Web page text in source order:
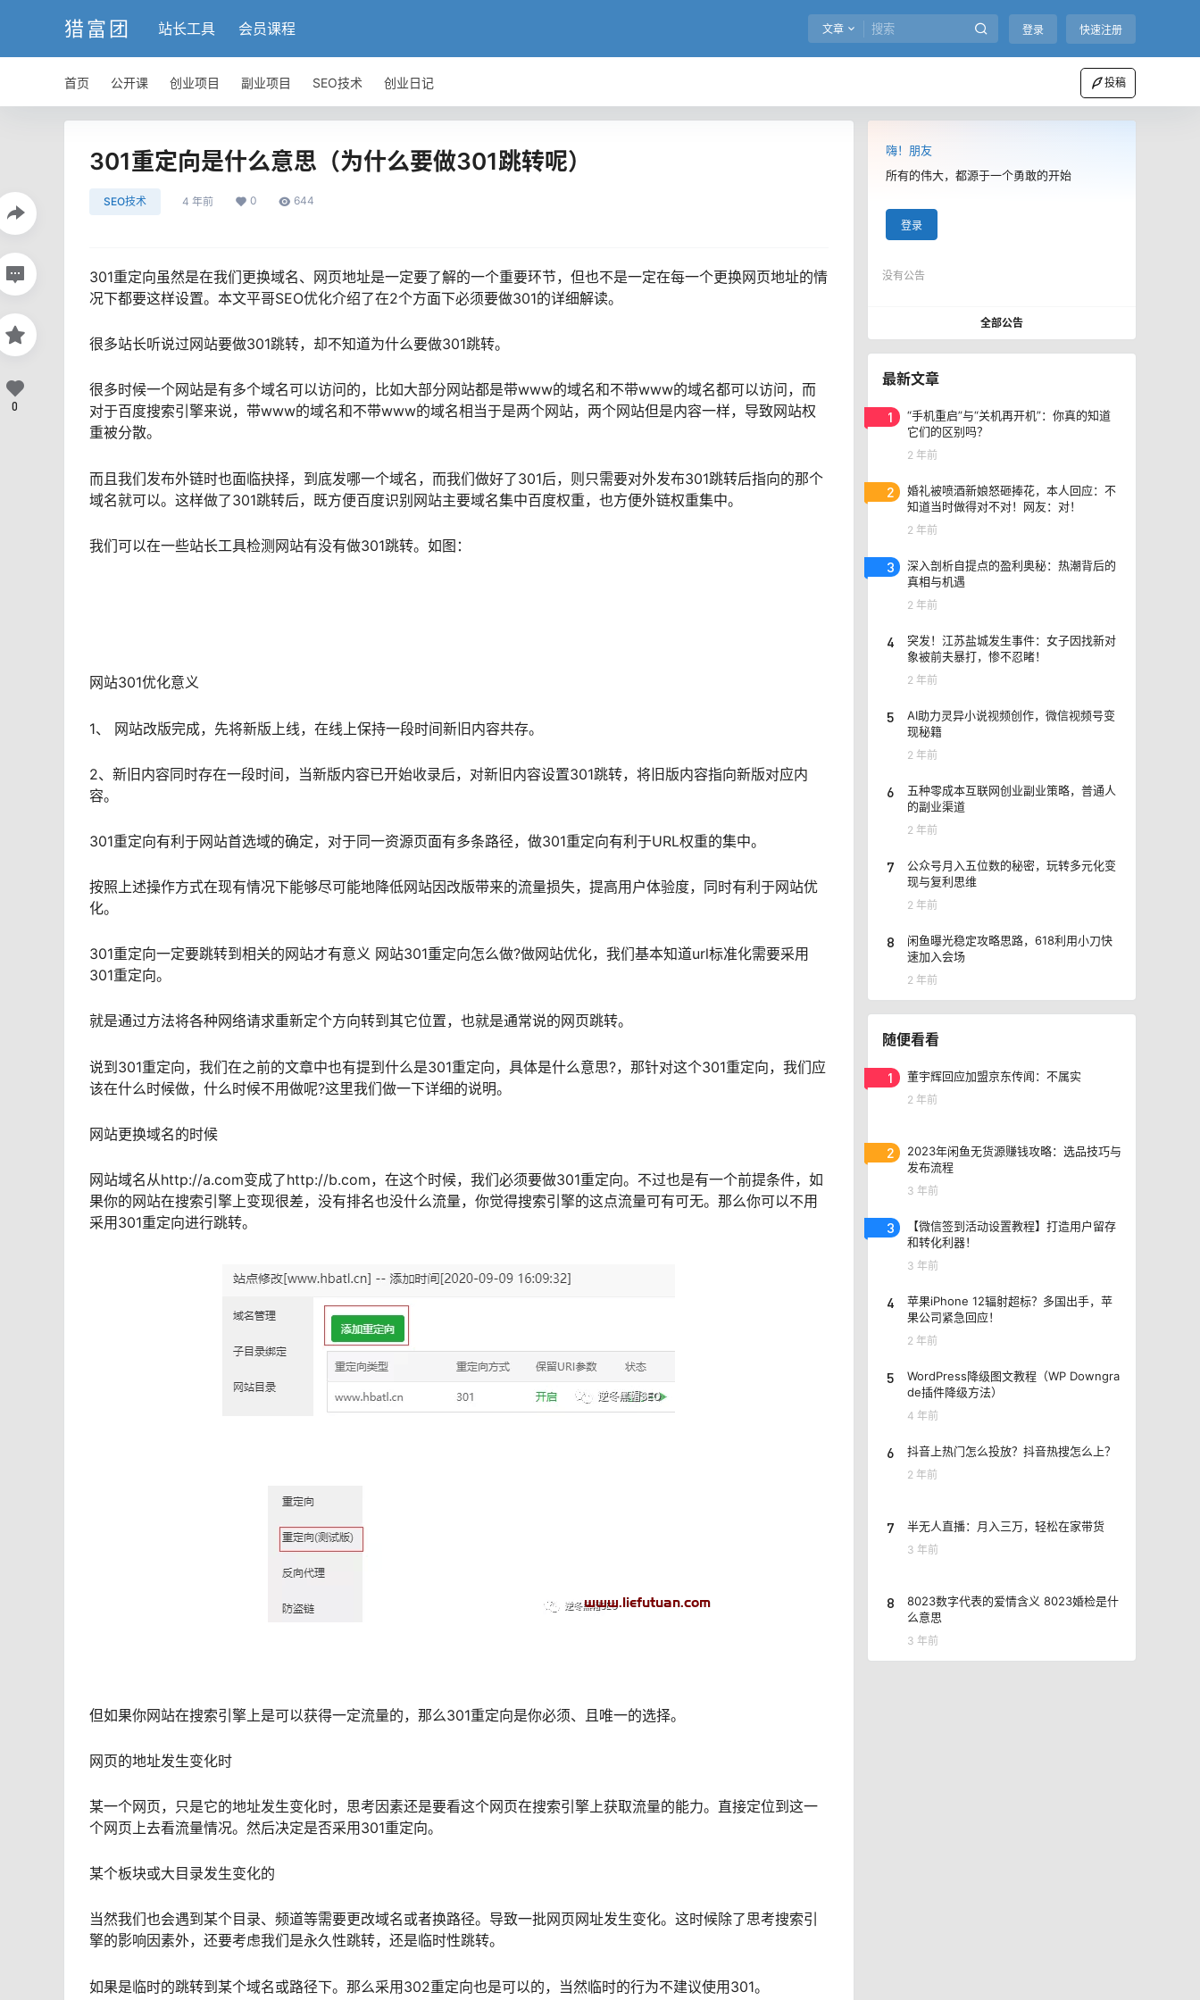
猎富团 站长工具 会员课程 文章 登录 快速注册
首页 公开课 创业项目 副业项目 SEO技术 创业日记 投稿
301重定向是什么意思（为什么要做301跳转呢）
SEO技术 4 年前 0 644
301重定向虽然是在我们更换域名、网页地址是一定要了解的一个重要环节，但也不是一定在每一个更换网页地址的情
况下都要这样设置。本文平哥SEO优化介绍了在2个方面下必须要做301的详细解读。
很多站长听说过网站要做301跳转，却不知道为什么要做301跳转。
很多时候一个网站是有多个域名可以访问的，比如大部分网站都是带www的域名和不带www的域名都可以访问，而
对于百度搜索引擎来说，带www的域名和不带www的域名相当于是两个网站，两个网站但是内容一样，导致网站权
重被分散。
而且我们发布外链时也面临抉择，到底发哪一个域名，而我们做好了301后，则只需要对外发布301跳转后指向的那个
域名就可以。这样做了301跳转后，既方便百度识别网站主要域名集中百度权重，也方便外链权重集中。
我们可以在一些站长工具检测网站有没有做301跳转。如图：
网站301优化意义
1、 网站改版完成，先将新版上线，在线上保持一段时间新旧内容共存。
2、新旧内容同时存在一段时间，当新版内容已开始收录后，对新旧内容设置301跳转，将旧版内容指向新版对应内
容。
301重定向有利于网站首选域的确定，对于同一资源页面有多条路径，做301重定向有利于URL权重的集中。
按照上述操作方式在现有情况下能够尽可能地降低网站因改版带来的流量损失，提高用户体验度，同时有利于网站优
化。
301重定向一定要跳转到相关的网站才有意义 网站301重定向怎么做?做网站优化，我们基本知道url标准化需要采用
301重定向。
就是通过方法将各种网络请求重新定个方向转到其它位置，也就是通常说的网页跳转。
说到301重定向，我们在之前的文章中也有提到什么是301重定向，具体是什么意思?，那针对这个301重定向，我们应
该在什么时候做，什么时候不用做呢?这里我们做一下详细的说明。
网站更换域名的时候
网站域名从http://a.com变成了http://b.com，在这个时候，我们必须要做301重定向。不过也是有一个前提条件，如
果你的网站在搜索引擎上变现很差，没有排名也没什么流量，你觉得搜索引擎的这点流量可有可无。那么你可以不用
采用301重定向进行跳转。
但如果你网站在搜索引擎上是可以获得一定流量的，那么301重定向是你必须、且唯一的选择。
网页的地址发生变化时
某一个网页，只是它的地址发生变化时，思考因素还是要看这个网页在搜索引擎上获取流量的能力。直接定位到这一
个网页上去看流量情况。然后决定是否采用301重定向。
某个板块或大目录发生变化的
当然我们也会遇到某个目录、频道等需要更改域名或者换路径。导致一批网页网址发生变化。这时候除了思考搜索引
擎的影响因素外，还要考虑我们是永久性跳转，还是临时性跳转。
如果是临时的跳转到某个域名或路径下。那么采用302重定向也是可以的，当然临时的行为不建议使用301。
0
嗨！朋友
所有的伟大，都源于一个勇敢的开始
登录
没有公告
全部公告
最新文章
1
“手机重启”与“关机再开机”：你真的知道
它们的区别吗？
2 年前
2
婚礼被喷酒新娘怒砸捧花，本人回应：不
知道当时做得对不对！网友：对！
2 年前
3
深入剖析自提点的盈利奥秘：热潮背后的
真相与机遇
2 年前
4
突发！江苏盐城发生事件：女子因找新对
象被前夫暴打，惨不忍睹！
2 年前
5
AI助力灵异小说视频创作，微信视频号变
现秘籍
2 年前
6
五种零成本互联网创业副业策略，普通人
的副业渠道
2 年前
7
公众号月入五位数的秘密，玩转多元化变
现与复利思维
2 年前
8
闲鱼曝光稳定攻略思路，618利用小刀快
速加入会场
2 年前
随便看看
1 董宇辉回应加盟京东传闻：不属实
2 年前
2
2023年闲鱼无货源赚钱攻略：选品技巧与
发布流程
3 年前
3
【微信签到活动设置教程】打造用户留存
和转化利器！
3 年前
4
苹果iPhone 12辐射超标？多国出手，苹
果公司紧急回应！
2 年前
5
WordPress降级图文教程（WP Downgra
de插件降级方法）
4 年前
6 抖音上热门怎么投放？抖音热搜怎么上？
2 年前
7 半无人直播：月入三万，轻松在家带货
3 年前
8
8023数字代表的爱情含义 8023婚检是什
么意思
3 年前